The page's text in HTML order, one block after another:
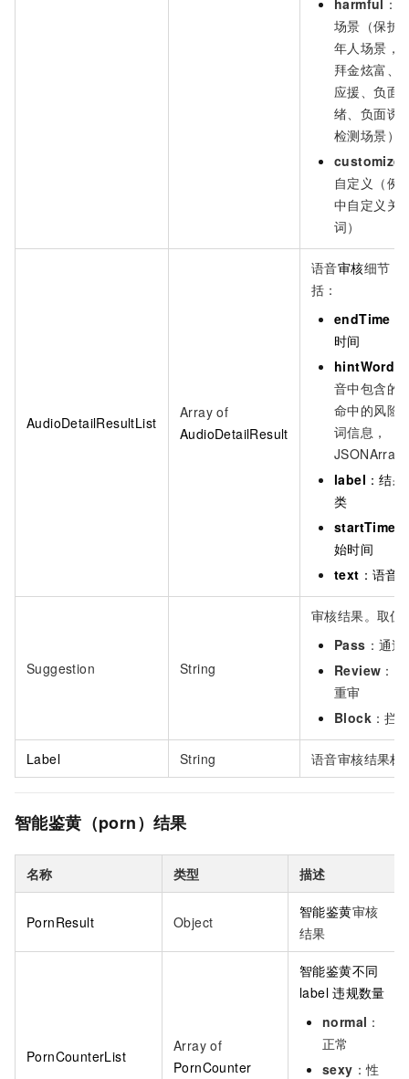
harmful ：
场景（保护
年人场景，
拜金炫富、
应援、负面
绪、负面诱
检测场景）
customized
自定义（例
中自定义关
词）
AudioDetailResultList
Array of
AudioDetailResult
语音审核细节，
括：
endTime
时间
hintWords
音中包含的
命中的风险
词信息，
JSONArray
label ：结
类
startTime
始时间
text ：语音
Suggestion String
审核结果。取值
Pass ：通过
Review ：
重审
Block ：拦
Label String 语音审核结果标
智能鉴黄（porn）结果
名称 类型 描述
PornResult Object
智能鉴黄审核
结果
PornCounterList
Array of
PornCounter
智能鉴黄不同
label 违规数量
normal ：
正常
sexy ：性